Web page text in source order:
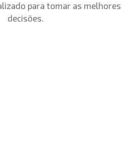
para tomar as melhores
decisões.